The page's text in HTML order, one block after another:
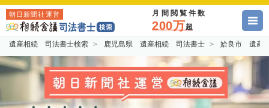
朝日新聞社運営 月間閲覧件数
200万超
遺産相続 司法書士検索 鹿児島県 遺産相続 司法書士 姶良市 遺産